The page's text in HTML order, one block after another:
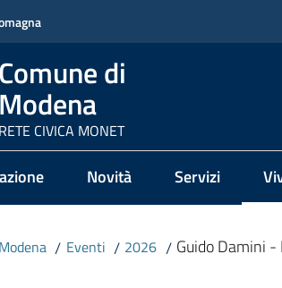
Comune di
Modena
RETE CIVICA MONET
Novità Servizi
/ Eventi / 2026 / Guido Damini -